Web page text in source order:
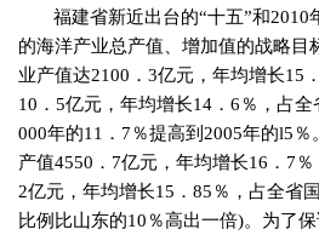
福建省新近出台的“十五”和2010
的海洋产业总产值、增加值的战略目
业产值达2100 ． 3亿元，年均增长15 ．
10 ． 5亿元，年均增长14 ． 6 ％，占
000年的11 ． 7 ％提高到 2005年的l5 ％
产值4550 ． 7亿元，年均增长16 ． 7
2亿元，年均增长15 ． 85 ％，占全省
比例比山东的10 ％高出一倍)。为了